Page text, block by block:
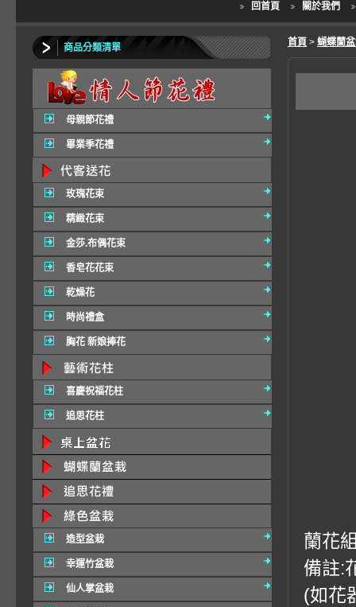
回首頁 關於我們
商品分類清單
母親節花禮
畢業季花禮
玫瑰花束
精緻花束
金莎.布偶花束
香皂花花束
乾燥花
時尚禮盒
胸花 新娘捧花
喜慶祝福花柱
追思花柱
造型盆栽
幸運竹盆栽
仙人掌盆栽
首頁 > 蝴蝶蘭
蘭花
備註:
(如花